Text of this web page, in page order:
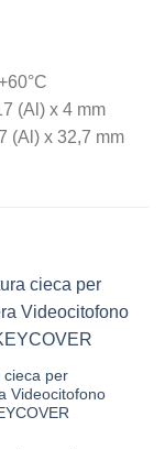
(Al) x 4 mm
(Al) x 32,7 mm
cieca per
Videocitofono